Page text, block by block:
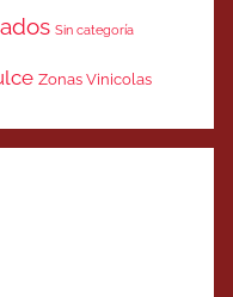
Sin categoría
Zonas Vinicolas